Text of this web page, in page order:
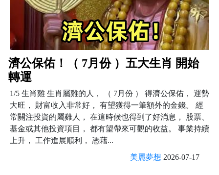
濟公保佑！（ 7月份 ）五大生肖 開始
轉運
1/5 生肖雞 生肖屬雞的人， （ 7月份 ） 得濟公保佑， 運勢
大旺， 財富收入非常好， 有望獲得一筆額外的金錢。 經
常關注投資的屬雞人， 在這時候也得到了好消息， 股票、
基金或其他投資項目， 都有望帶來可觀的收益。 事業持續
上升， 工作進展順利， 憑藉...
美麗夢想 2026-07-17